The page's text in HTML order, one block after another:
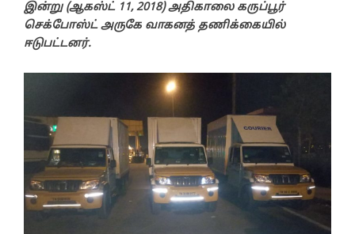
இன்று (ஆகஸ்ட் 11, 2018) அதிகாலை கருப்பூர்
செக்போஸ்ட் அருகே வாகனத் தணிக்கையில்
ஈடுபட்டனர்.